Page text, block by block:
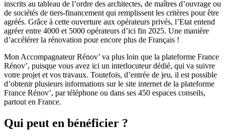
inscrits au tableau de l’ordre des architectes, de maîtres d’ouvrage ou
de sociétés de tiers-financement qui remplissent les critères pour être
agréés. Grâce à cette ouverture aux opérateurs privés, l’Etat entend
agréer entre 4000 et 5000 opérateurs d’ici fin 2025. Une manière
d’accélérer la rénovation pour encore plus de Français !
Mon Accompagnateur Rénov’ va plus loin que la plateforme France
Rénov’, puisque vous avez ici un interlocuteur dédié, qui va suivre
votre projet et vos travaux. Toutefois, d’entrée de jeu, il est possible
d’obtenir plusieurs informations sur le site internet de la plateforme
France Rénov’, par téléphone ou dans ses 450 espaces conseils,
partout en France.
Qui peut en bénéficier ?